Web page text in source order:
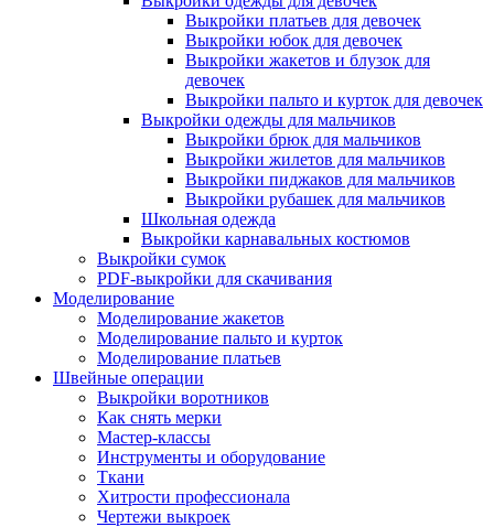
Выкройки платьев для девочек
Выкройки юбок для девочек
Выкройки жакетов и блузок для
девочек
Выкройки пальто и курток для девочек
Выкройки одежды для мальчиков
Выкройки брюк для мальчиков
Выкройки жилетов для мальчиков
Выкройки пиджаков для мальчиков
Выкройки рубашек для мальчиков
Школьная одежда
Выкройки карнавальных костюмов
Выкройки сумок
PDF-выкройки для скачивания
Моделирование
Моделирование жакетов
Моделирование пальто и курток
Моделирование платьев
Швейные операции
Выкройки воротников
Как снять мерки
Мастер-классы
Инструменты и оборудование
Ткани
Хитрости профессионала
Чертежи выкроек